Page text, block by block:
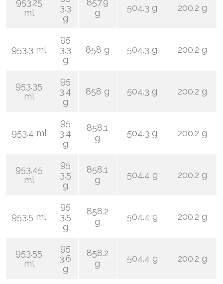
953.25
ml
3.3
g
857.9
g
504.3 g 200.2 g
953.3 ml
95
3.3
g
858 g 504.3 g 200.2 g
953.35
ml
95
3.4
g
858 g 504.3 g 200.2 g
953.4 ml
95
3.4
g
858.1
g
504.3 g 200.2 g
953.45
ml
95
3.5
g
858.1
g
504.4 g 200.2 g
953.5 ml
95
3.5
g
858.2
g
504.4 g 200.2 g
953.55
ml
95
3.6
g
858.2
g
504.4 g 200.2 g